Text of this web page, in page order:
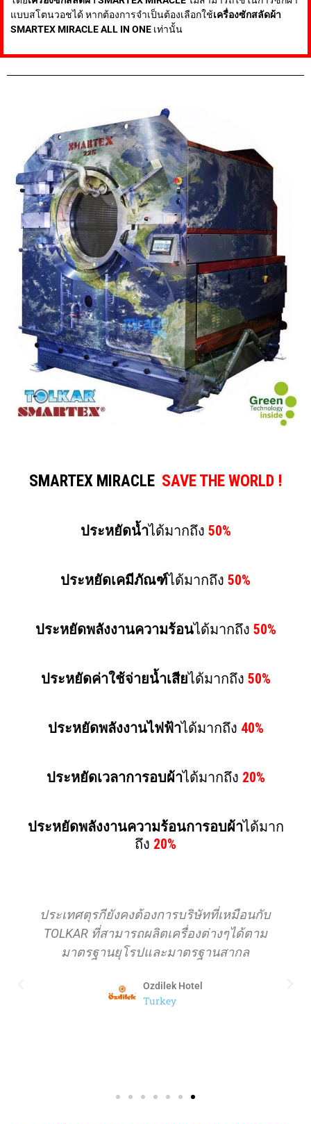
แบบสโตนวอชได้ หากต้องการจำเป็นต้องเลือกใช้เครื่องซักสลัดผ้า
SMARTEX MIRACLE ALL IN ONE เท่านั้น
SMARTEX MIRACLE SAVE THE WORLD !
ประหยัดน้ำได้มากถึง 50%
ประหยัดเคมีภัณฑ์ได้มากถึง 50%
ประหยัดพลังงานความร้อนได้มากถึง 50%
ประหยัดค่าใช้จ่ายน้ำเสียได้มากถึง 50%
ประหยัดพลังงานไฟฟ้าได้มากถึง 40%
ประหยัดเวลาการอบผ้าได้มากถึง 20%
ประหยัดพลังงานความร้อนการอบผ้าได้มาก
ถึง 20%
ประเทศตุรกียังคงต้องการบริษัทที่เหมือนกับ
TOLKAR ที่สามารถผลิตเครื่องต่างๆได้ตาม
มาตรฐานยุโรปและมาตรฐานสากล
Ozdilek Hotel
Turkey